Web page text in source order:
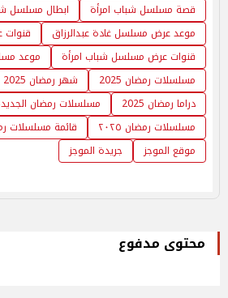
قصة مسلسل شباب امرأة
ابطال مسلسل
موعد عرض مسلسل غادة عبدالرزاق
قنوات
قنوات عرض مسلسل شباب امرأة
موعد
مسلسلات رمضان 2025
شهر رمضان 2025
دراما رمضان 2025
مسلسلات رمضان الجديدة
مسلسلات رمضان ٢٠٢٥
قائمة مسلسلات
موقع الموجز
جريدة الموجز
محتوى مدفوع